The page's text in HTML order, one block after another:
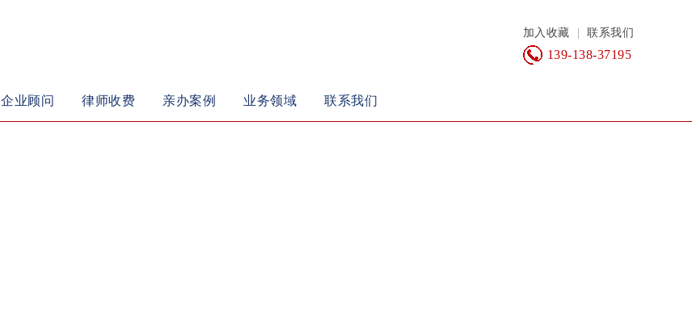
加入收藏 联系我们
139-138-37195
企业顾问 律师收费 亲办案例 业务领域 联系我们